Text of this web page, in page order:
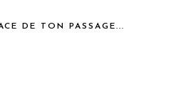
DE TON PASSAGE...